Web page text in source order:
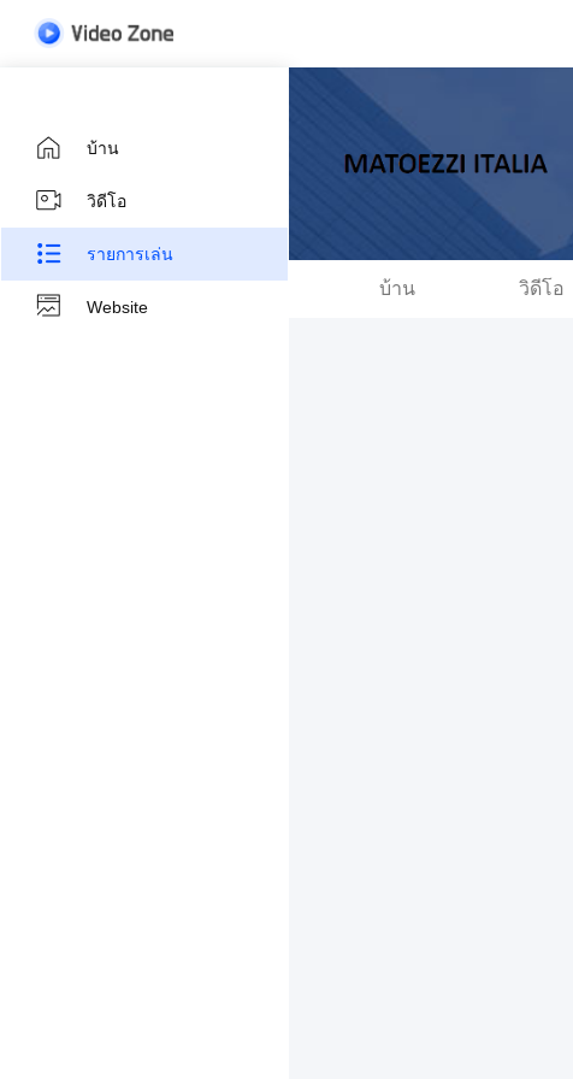
บ้าน
วิดีโอ
รายการเล่น
Website
บ้าน วิดีโอ